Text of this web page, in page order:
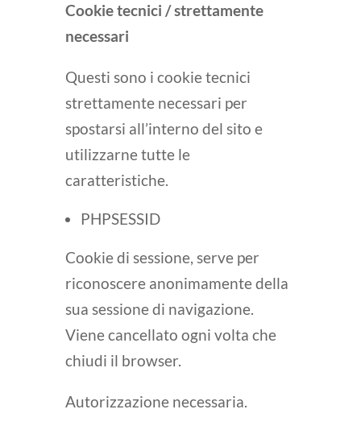
Cookie tecnici / strettamente
necessari
Questi sono i cookie tecnici
strettamente necessari per
spostarsi all’interno del sito e
utilizzarne tutte le
caratteristiche.
PHPSESSID
Cookie di sessione, serve per
riconoscere anonimamente della
sua sessione di navigazione.
Viene cancellato ogni volta che
chiudi il browser.
Autorizzazione necessaria.